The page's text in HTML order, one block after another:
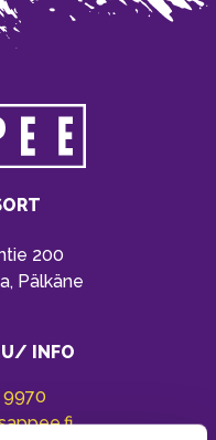
200
Pälkäne
INFO
9970